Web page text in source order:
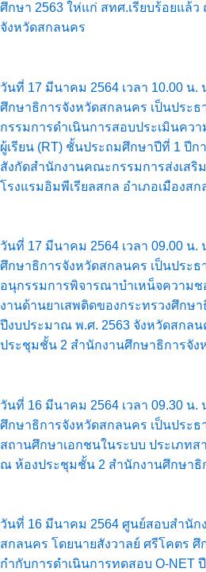
ศึกษา 2563 ให่แก่ สทศ.เรียบร้อยแล้
จังหวัดสกลนคร
วันที่ 17 มีนาคม 2564 เวลา 10.00 น.
ศึกษาธิการจังหวัดสกลนคร เป็นประ
กรรมการดำเนินการสอบประเมินคว
ผู้เรียน (RT) ชั้นประถมศึกษาปีที่ 1 ปีก
สังกัดสำนักงานคณะกรรมการส่งเสริ
โรงแรมอิมพีเรียลสกล อำเภอเมืองส
วันที่ 17 มีนาคม 2564 เวลา 09.00 น.
ศึกษาธิการจังหวัดสกลนคร เป็นประ
อนุกรรมการพิจารณาบำเหน็จความ
งานด้านยาเสพติดของกระทรวงศึกษ
ปีงบประมาณ พ.ศ. 2563 จังหวัดสกล
ประชุมชั้น 2 สำนักงานศึกษาธิการจัง
วันที่ 16 มีนาคม 2564 เวลา 09.30 น.
ศึกษาธิการจังหวัดสกลนคร เป็นประ
สถานศึกษาเอกชนในระบบ ประเภท
ณ ห้องประชุมชั้น 2 สำนักงานศึกษาธิ
วันที่ 16 มีนาคม 2564 ศูนย์สอบสำนัก
สกลนคร โดยนายสังวาลย์ ศรีโคตร
กำกับการดำเนินการทดสอบ O-NET